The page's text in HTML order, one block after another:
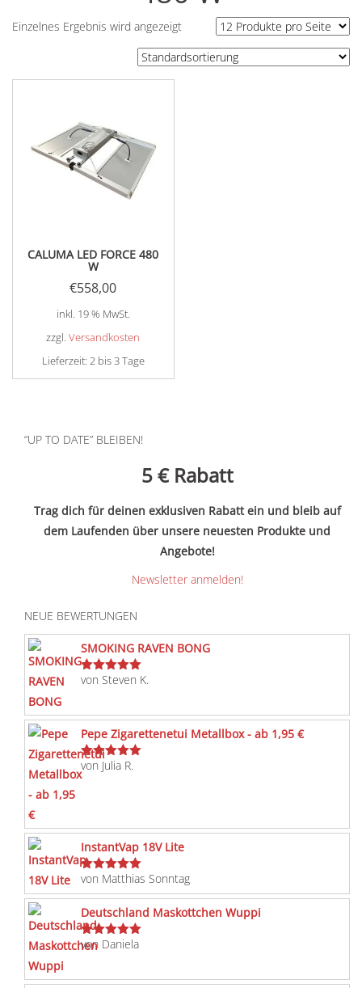
Einzelnes Ergebnis wird angezeigt
CALUMA LED FORCE 480
W
€558,00
inkl. 19 % MwSt.
zzgl.Versandkosten
Lieferzeit: 2 bis 3 Tage
“UP TO DATE” BLEIBEN!
5 € Rabatt
Trag dich für deinen exklusiven Rabatt ein und bleib auf
dem Laufenden über unsere neuesten Produkte und
Angebote!
Newsletter anmelden!
NEUE BEWERTUNGEN
SMOKING RAVEN BONG
Bewertet
von Steven K.
Pepe Zigarettenetui Metallbox - ab 1,95 €
Bewertet
mit
von Julia R.
InstantVap 18V Lite
Bewertet
von Matthias Sonntag
Deutschland Maskottchen Wuppi
Bewertet
von Daniela